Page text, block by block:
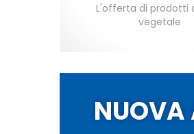
L'offerta di prodotti
vegetale
NUOVA